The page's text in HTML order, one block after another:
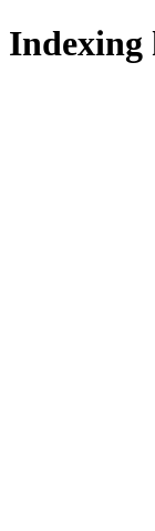
Indexing